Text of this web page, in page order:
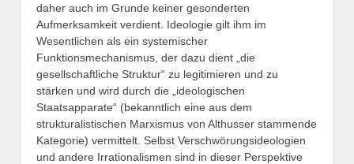
daher auch im Grunde keiner gesonderten
Aufmerksamkeit verdient. Ideologie gilt ihm im
Wesentlichen als ein systemischer
Funktionsmechanismus, der dazu dient „die
gesellschaftliche Struktur“ zu legitimieren und zu
stärken und wird durch die „ideologischen
Staatsapparate“ (bekanntlich eine aus dem
strukturalistischen Marxismus von Althusser stammende
Kategorie) vermittelt. Selbst Verschwörungsideologien
und andere Irrationalismen sind in dieser Perspektive